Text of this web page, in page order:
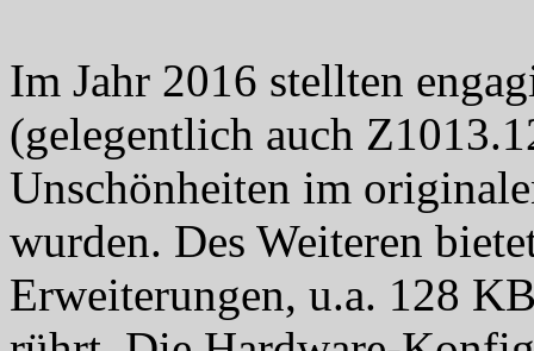
Im Jahr 2016 stellten
(gelegentlich auch
Unschönheiten im
wurden. Des Weiteren
Erweiterungen, u.a. 128